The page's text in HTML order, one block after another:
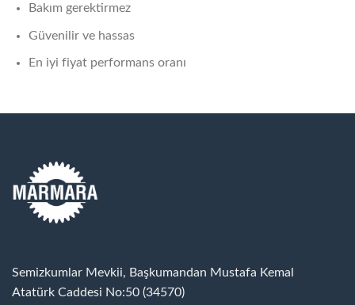
Bakım gerektirmez
Güvenilir ve hassas
En iyi fiyat performans oranı
Semizkumlar Mevkii, Başkumandan Mustafa Kemal
Atatürk Caddesi No:50 (34570)